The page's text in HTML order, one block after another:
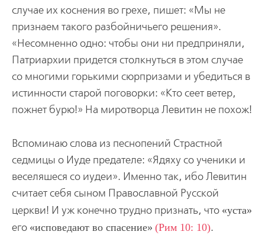
случае их коснения во грехе, пишет: «Мы не
признаем такого разбойничьего решения».
«Несомненно одно: чтобы они ни предприняли,
Патриархии придется столкнуться в этом случае
со многими горькими сюрпризами и убедиться в
истинности старой поговорки: «Кто сеет ветер,
пожнет бурю!» На миротворца Левитин не похож!
Вспоминаю слова из песнопений Страстной
седмицы о Иуде предателе: «Ядяху со ученики и
веселяшеся со иудеи». Именно так, ибо Левитин
считает себя сыном Православной Русской
церкви! И уж конечно трудно признать, что
уста
его исповедают во спасение (Рим 10: 10).